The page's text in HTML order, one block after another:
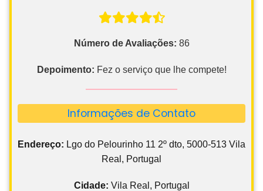
Número de Avaliações: 86
Depoimento: Fez o serviço que lhe compete!
Informações de Contato
Endereço: Lgo do Pelourinho 11 2º dto, 5000-513 Vila
Real, Portugal
Cidade: Vila Real, Portugal